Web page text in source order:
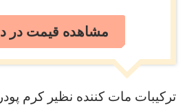
مشاهده قیمت در
ترکیبات مات کننده نظیر کرم